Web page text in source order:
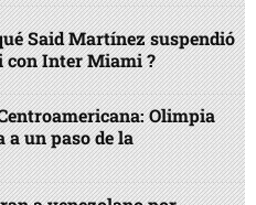
Said Martínez suspendió
con Inter Miami ?
Olimpia
a un paso de la